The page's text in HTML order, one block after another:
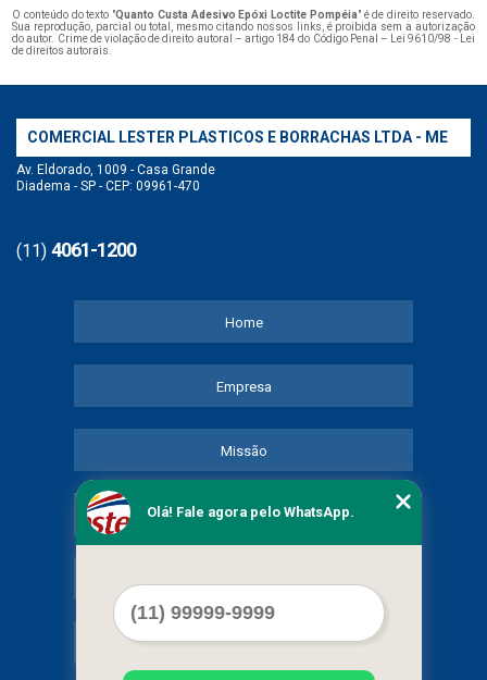
O conteúdo do texto "Quanto Custa Adesivo Epóxi Loctite Pompéia" é de direito reservado.
Sua reprodução, parcial ou total, mesmo citando nossos links, é proibida sem a autorização
do autor. Crime de violação de direito autoral – artigo 184 do Código Penal – Lei 9610/98 - Lei
de direitos autorais.
COMERCIAL LESTER PLASTICOS E BORRACHAS LTDA - ME
Av. Eldorado, 1009 - Casa Grande
Diadema - SP - CEP: 09961-470
(11) 4061-1200
Home
Empresa
Missão
Serviços
Mapa do site
Olá! Fale agora pelo WhatsApp.